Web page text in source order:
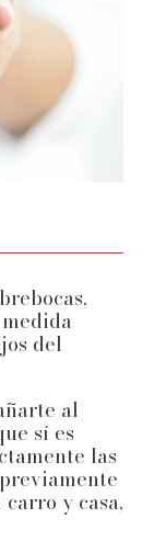
del
al
sí es
las
y casa,